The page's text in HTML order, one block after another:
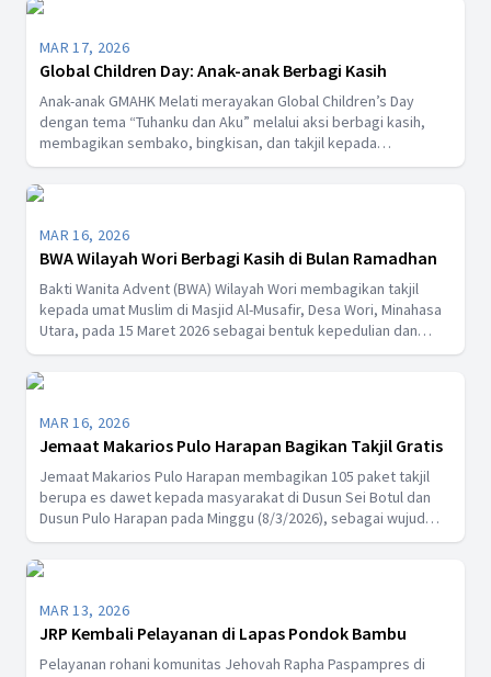
MAR 17, 2026
Global Children Day: Anak-anak Berbagi Kasih
Anak-anak GMAHK Melati merayakan Global Children’s Day
dengan tema “Tuhanku dan Aku” melalui aksi berbagi kasih,
membagikan sembako, bingkisan, dan takjil kepada
masyarakat sebagai wujud belajar menolong sesama sejak
dini.
MAR 16, 2026
BWA Wilayah Wori Berbagi Kasih di Bulan Ramadhan
Bakti Wanita Advent (BWA) Wilayah Wori membagikan takjil
kepada umat Muslim di Masjid Al-Musafir, Desa Wori, Minahasa
Utara, pada 15 Maret 2026 sebagai bentuk kepedulian dan
upaya mempererat persaudaraan antarumat beragama.
MAR 16, 2026
Jemaat Makarios Pulo Harapan Bagikan Takjil Gratis
Jemaat Makarios Pulo Harapan membagikan 105 paket takjil
berupa es dawet kepada masyarakat di Dusun Sei Botul dan
Dusun Pulo Harapan pada Minggu (8/3/2026), sebagai wujud
berbagi kasih di bulan Ramadhan sekaligus mempererat
kerukunan antarumat beragama.
MAR 13, 2026
JRP Kembali Pelayanan di Lapas Pondok Bambu
Pelayanan rohani komunitas Jehovah Rapha Paspampres di